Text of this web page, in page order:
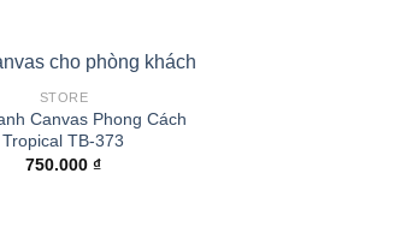
STORE
Canvas Phong Cách
Tropical TB-373
750.000₫